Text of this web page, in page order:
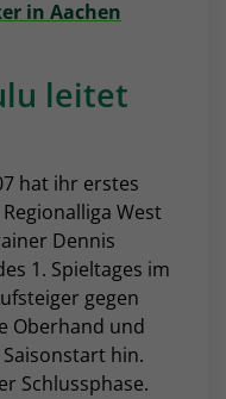
in Aachen
leitet
hat ihr erstes
West
Dennis
1. Spieltages im
gegen
Oberhand und
hin.
Schlussphase.